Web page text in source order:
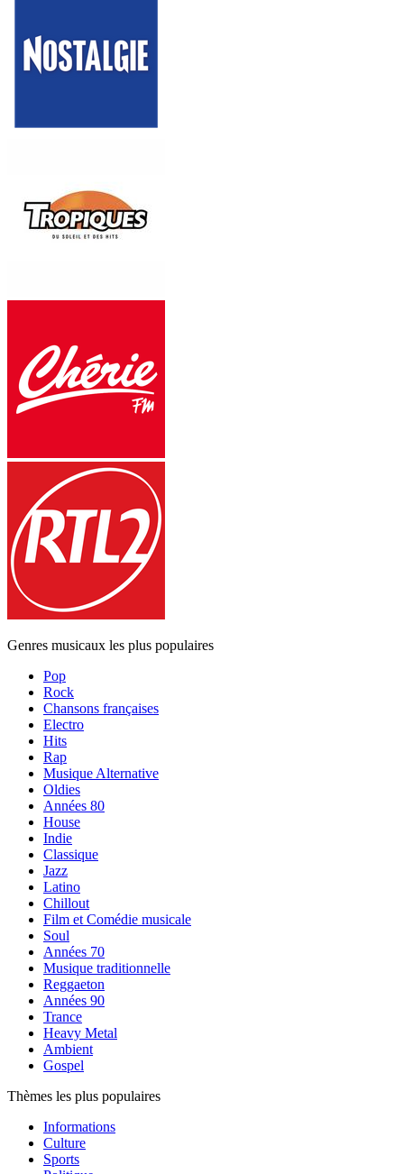
Genres musicaux les plus populaires
Pop
Rock
Chansons françaises
Electro
Hits
Rap
Musique Alternative
Oldies
Années 80
House
Indie
Classique
Jazz
Latino
Chillout
Film et Comédie musicale
Soul
Années 70
Musique traditionnelle
Reggaeton
Années 90
Trance
Heavy Metal
Ambient
Gospel
Thèmes les plus populaires
Informations
Culture
Sports